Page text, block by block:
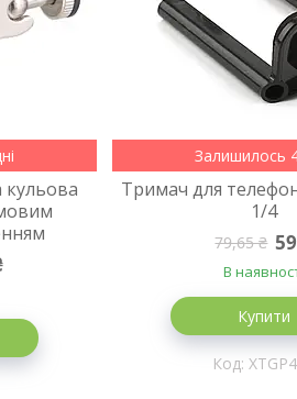
кульова
Залишилось
Тримач для
1/4
79,65 ₴
В
Купити